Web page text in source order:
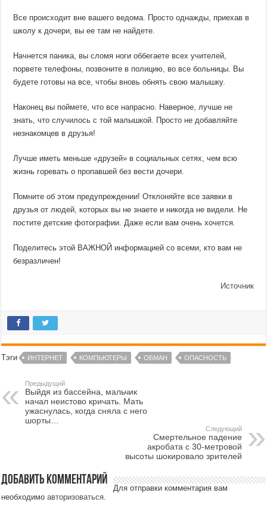
Все происходит вне вашего ведома. Просто однажды, приехав в
школу к дочери, вы ее там не найдете.
Начнется паника, вы сломя ноги оббегаете всех учителей,
порвете телефоны, позвоните в полицию, во все больницы. Вы
будете готовы на все, чтобы вновь обнять свою малышку.
Наконец вы поймете, что все напрасно. Наверное, лучше не
знать, что случилось с той малышкой. Просто не добавляйте
незнакомцев в друзья!
Лучше иметь меньше «друзей» в социальных сетях, чем всю
жизнь горевать о пропавшей без вести дочери.
Помните об этом предупреждении! Отклоняйте все заявки в
друзья от людей, которых вы не знаете и никогда не видели. Не
постите детские фотографии. Даже если вам очень хочется.
Поделитесь этой ВАЖНОЙ информацией со всеми, кто вам не
безразличен!
Источник
Тэги ИНТЕРНЕТ КОМПЬЮТЕРЫ ОБМАН ОПАСНОСТЬ
Предыдущий
Выйдя из бассейна, мальчик
начал неистово кричать. Мать
ужаснулась, когда сняла с него
шорты…
Следующий
Смертельное падение
акробата с 30-метровой
высоты шокировало зрителей
Добавить комментарий
Для отправки комментария вам
необходимоавторизоваться